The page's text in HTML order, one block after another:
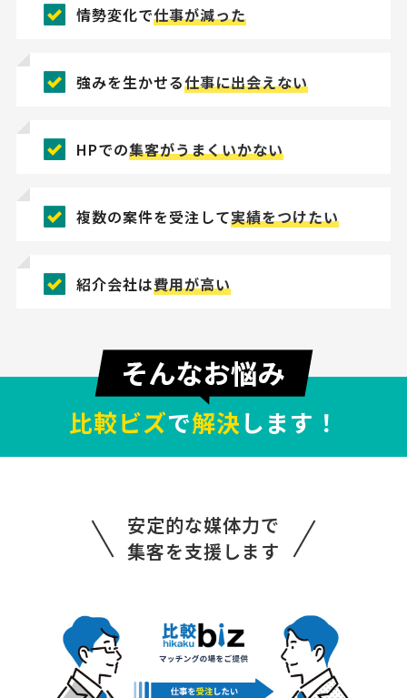
情勢変化で仕事が減った
強みを生かせる仕事に出会えない
HPでの集客がうまくいかない
複数の案件を受注して実績をつけたい
紹介会社は費用が高い
比較ビズで解決します！
安定的な媒体力で
集客を支援します